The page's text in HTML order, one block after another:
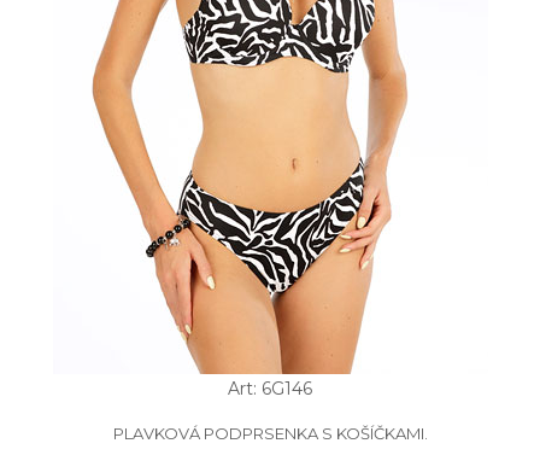
Art: 6G146
PLAVKOVÁ PODPRSENKA S KOŠÍČKAMI.